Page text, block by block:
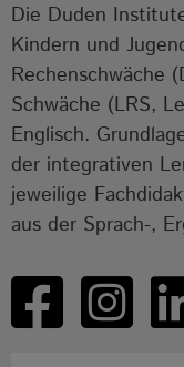
Die Duden
Kindern und
Rechenschwäche
Schwäche (LRS,
Englisch.
der integrativen
jeweilige
aus der Sprach-,